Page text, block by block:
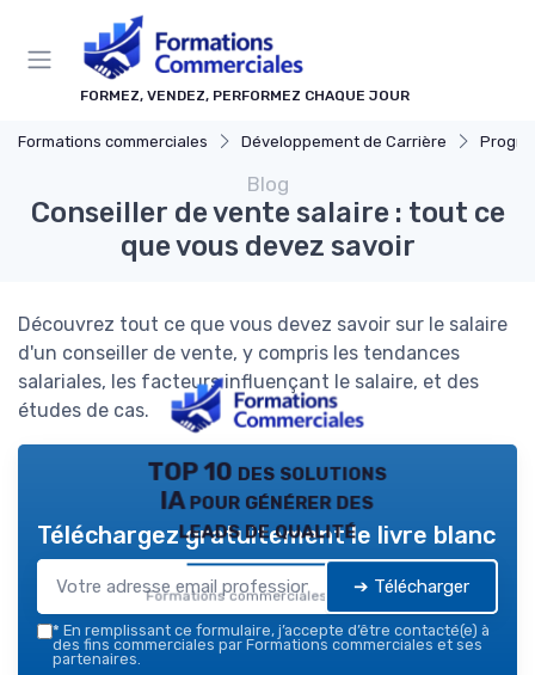
FORMEZ, VENDEZ, PERFORMEZ CHAQUE JOUR
Formations commerciales Développement de Carrière
Blog
Conseiller de vente salaire : tout ce
que vous devez savoir
Découvrez tout ce que vous devez savoir sur le salaire
d'un conseiller de vente, y compris les tendances
salariales, les facteurs influençant le salaire, et des
études de cas.
TOP 10 des solutions
IA pour générer des
leads de qualité
Formations commerciales — 2026
Téléchargez gratuitement le livre blanc
➔ Télécharger
* En remplissant ce formulaire, j’accepte d’être contacté(e) à
des fins commerciales par Formations commerciales et ses
partenaires.
Panneau de gestion des cookies